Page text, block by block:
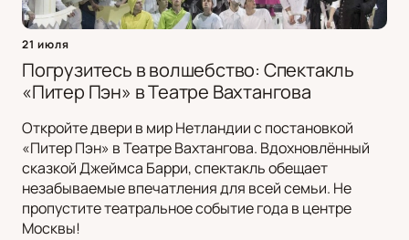
21 июля
Погрузитесь в волшебство: Спектакль
«Питер Пэн» в Театре Вахтангова
Откройте двери в мир Нетландии с постановкой
«Питер Пэн» в Театре Вахтангова. Вдохновлённый
сказкой Джеймса Барри, спектакль обещает
незабываемые впечатления для всей семьи. Не
пропустите театральное событие года в центре
Москвы!